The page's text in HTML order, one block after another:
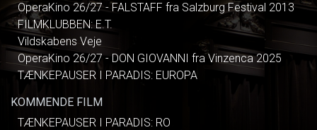
OperaKino 26/27 - FALSTAFF fra Salzburg Festival 2013
FILMKLUBBEN: E.T.
Vildskabens Veje
OperaKino 26/27 - DON GIOVANNI fra Vinzenca 2025
TÆNKEPAUSER I PARADIS: EUROPA
KOMMENDE FILM
TÆNKEPAUSER I PARADIS: RO